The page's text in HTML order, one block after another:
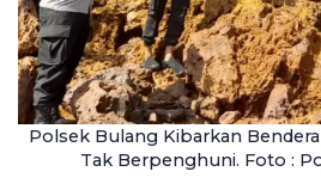
Polsek Bulang Kibarkan
Tak Berpenghuni. Foto :